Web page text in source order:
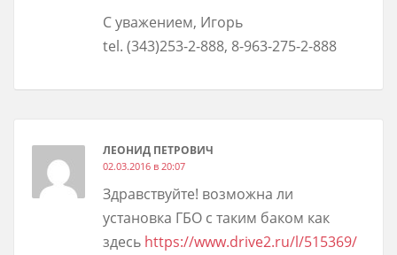
С уважением, Игорь
tel. (343)253-2-888, 8-963-275-2-888
ЛЕОНИД ПЕТРОВИЧ
02.03.2016 в 20:07
Здравствуйте! возможна ли
установка ГБО с таким баком как
здесь https://www.drive2.ru/l/515369/